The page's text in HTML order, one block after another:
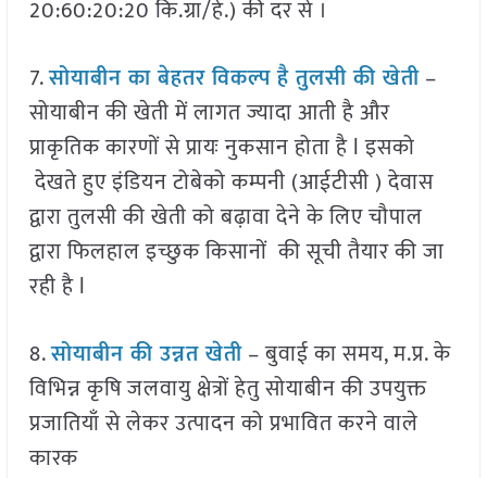
20:60:20:20 कि.ग्रा/हे.) की दर से ।
7.सोयाबीन का बेहतर विकल्प है तुलसी की खेती–
सोयाबीन की खेती में लागत ज्यादा आती है और
प्राकृतिक कारणों से प्रायः नुकसान होता है l इसको
देखते हुए इंडियन टोबेको कम्पनी (आईटीसी ) देवास
द्वारा तुलसी की खेती को बढ़ावा देने के लिए चौपाल
द्वारा फिलहाल इच्छुक किसानों की सूची तैयार की जा
रही है l
8.सोयाबीन की उन्नत खेती– बुवाई का समय, म.प्र. के
विभिन्न कृषि जलवायु क्षेत्रों हेतु सोयाबीन की उपयुक्त
प्रजातियाँ से लेकर उत्पादन को प्रभावित करने वाले
कारक